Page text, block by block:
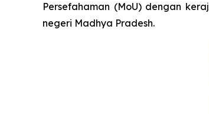
Persefahaman (MoU) dengan
negeri Madhya Pradesh.